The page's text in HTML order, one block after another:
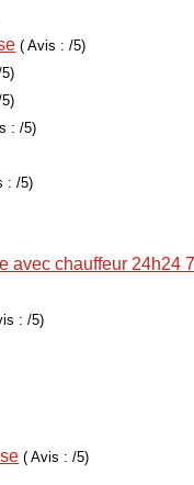
( Avis : /5)
: /5)
: /5)
avec chauffeur 24h24
: /5)
( Avis : /5)